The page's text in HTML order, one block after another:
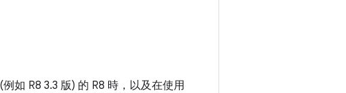
如 R8 3.3 版) 的 R8 時，以及在使用